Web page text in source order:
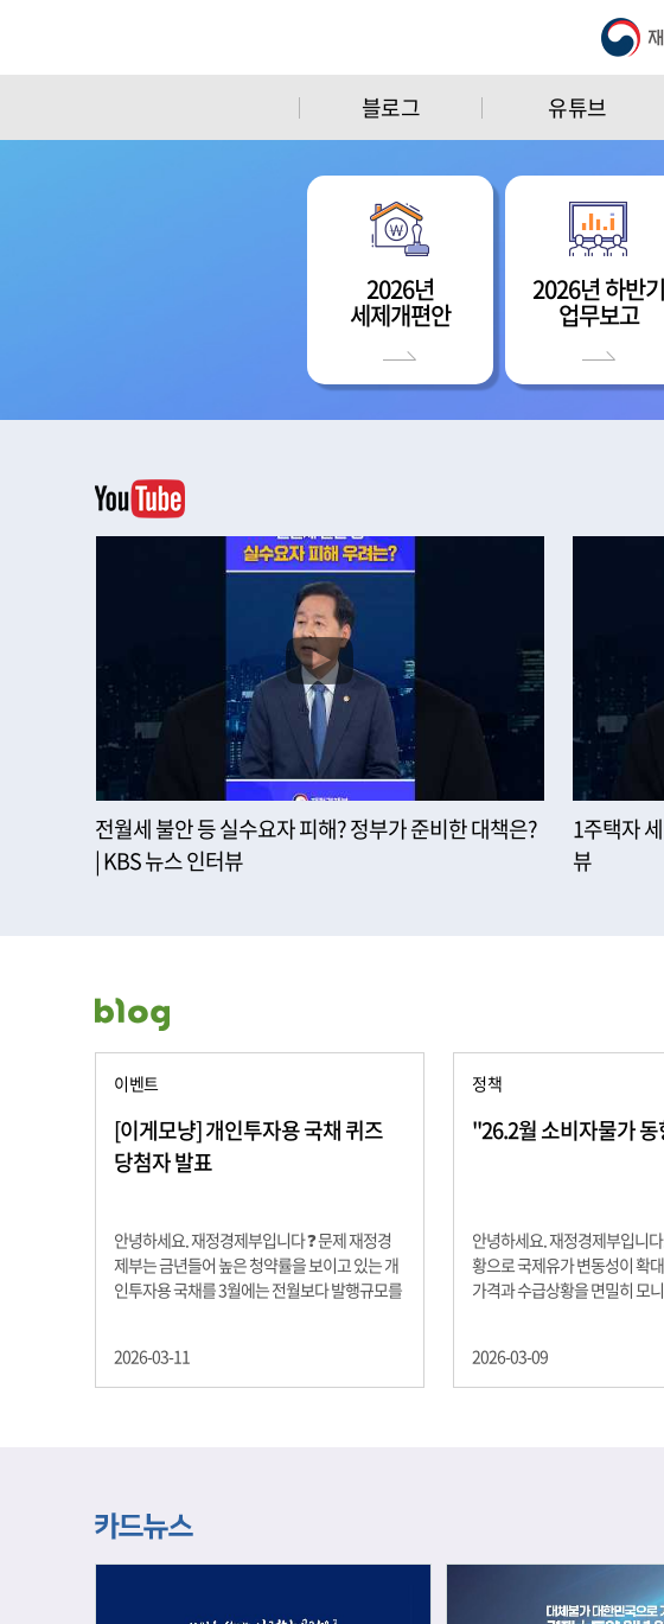
블로그 유튜브
2026년
세제개편안
2026년 하반기
업무보고
전월세 불안 등 실수요자 피해? 정부가 준비한 대책은?
| KBS 뉴스 인터뷰
1주택자
뷰
이벤트
[이게모냥] 개인투자용 국채 퀴즈
당첨자 발표
안녕하세요. 재정경제부입니다 ❓ 문제 재정경
제부는 금년들어 높은 청약률을 보이고 있는 개
인투자용 국채를 3월에는 전월보다 발행규모를
년물 900억원, 20년물 300억원입니다. 그렇다
면 3월 개인투자용 국채의 총 발행 예정 금액은
은 인스타그램 개별 DM으로 폼링크를 전달드립
니다.
2026-03-11
정책
"26.2월 소비자물가 동
안녕하세요. 재정경제부입니
황으로 국제유가 변동성이 확
가격과 수급상황을 면밀히 모
고 추세적 흐름을 보여주는 근
승 향후 지정학적 요인, 기상여
2026-03-09